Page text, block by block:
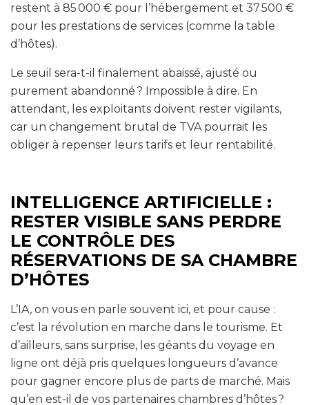
restent à 85 000 € pour l’hébergement et 37 500 €
pour les prestations de services (comme la table
d’hôtes).
Le seuil sera-t-il finalement abaissé, ajusté ou
purement abandonné ? Impossible à dire. En
attendant, les exploitants doivent rester vigilants,
car un changement brutal de TVA pourrait les
obliger à repenser leurs tarifs et leur rentabilité.
INTELLIGENCE ARTIFICIELLE :
RESTER VISIBLE SANS PERDRE
LE CONTRÔLE DES
RÉSERVATIONS DE SA CHAMBRE
D’HÔTES
L’IA, on vous en parle souvent ici, et pour cause :
c’est la révolution en marche dans le tourisme. Et
d’ailleurs, sans surprise, les géants du voyage en
ligne ont déjà pris quelques longueurs d’avance
pour gagner encore plus de parts de marché. Mais
qu’en est-il de vos partenaires chambres d’hôtes ?